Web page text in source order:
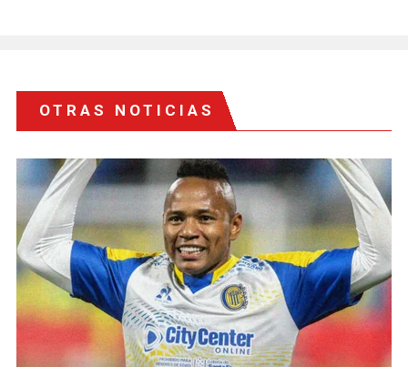
OTRAS NOTICIAS